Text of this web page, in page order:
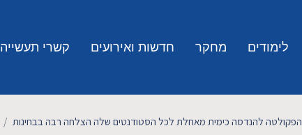
לימודים מחקר חדשות ואירועים קשרי תעשייה
הפקולטה להנדסה כימית מאחלת לכל הסטודנטים שלה הצלחה רבה בבחינות